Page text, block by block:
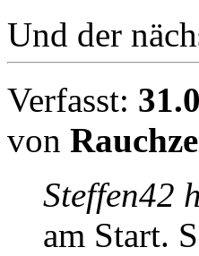
Und der
Verfasst:
von
Steffen42
am Start.